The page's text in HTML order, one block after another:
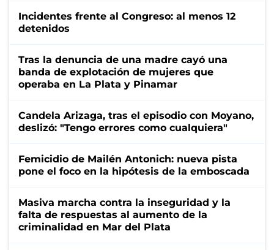
Incidentes frente al Congreso: al menos 12
detenidos
Tras la denuncia de una madre cayó una
banda de explotación de mujeres que
operaba en La Plata y Pinamar
Candela Arizaga, tras el episodio con Moyano,
deslizó: "Tengo errores como cualquiera"
Femicidio de Mailén Antonich: nueva pista
pone el foco en la hipótesis de la emboscada
Masiva marcha contra la inseguridad y la
falta de respuestas al aumento de la
criminalidad en Mar del Plata